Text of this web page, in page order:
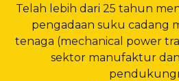
Telah lebih dari 25 tahun
pengadaan suku cadang
tenaga (mechanical power
sektor manufaktur